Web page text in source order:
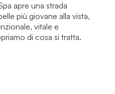
apre una strada
più giovane alla vista,
vitale e
di cosa si tratta.